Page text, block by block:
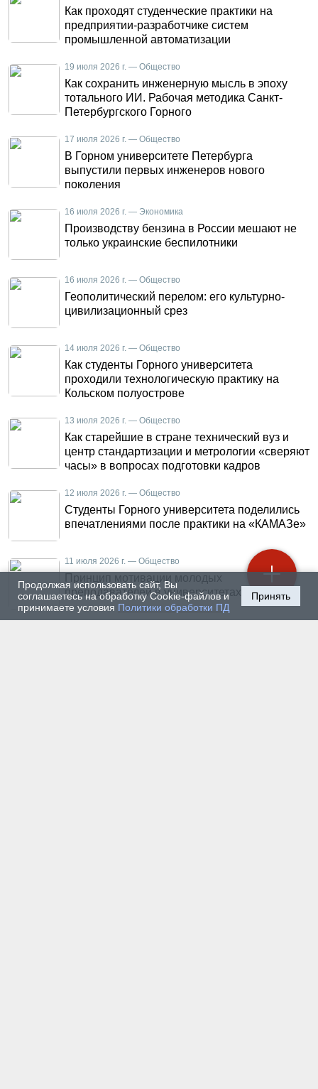
Продолжая использовать сайт, Вы
соглашаетесь на обработку Cookie-файлов и
принимаете условия Политики обработки ПД
Принять
Как проходят студенческие практики на
предприятии-разработчике систем
промышленной автоматизации
19 июля 2026 г. — Общество
Как сохранить инженерную мысль в эпоху
тотального ИИ. Рабочая методика Санкт-
Петербургского Горного
17 июля 2026 г. — Общество
В Горном университете Петербурга
выпустили первых инженеров нового
поколения
16 июля 2026 г. — Экономика
Производству бензина в России мешают не
только украинские беспилотники
16 июля 2026 г. — Общество
Геополитический перелом: его культурно-
цивилизационный срез
14 июля 2026 г. — Общество
Как студенты Горного университета
проходили технологическую практику на
Кольском полуострове
13 июля 2026 г. — Общество
Как старейшие в стране технический вуз и
центр стандартизации и метрологии «сверяют
часы» в вопросах подготовки кадров
12 июля 2026 г. — Общество
Студенты Горного университета поделились
впечатлениями после практики на «КАМАЗе»
11 июля 2026 г. — Общество
Принцип мотивации молодых
преподавателей в университетах